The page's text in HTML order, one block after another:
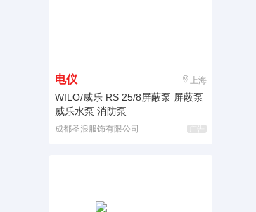
电仪 上海
WILO/威乐 RS 25/8屏蔽泵 屏蔽泵
威乐水泵 消防泵
成都圣浪服饰有限公司 广告